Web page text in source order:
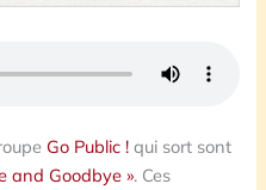
Go Public ! qui sort sont
and Goodbye ». Ces